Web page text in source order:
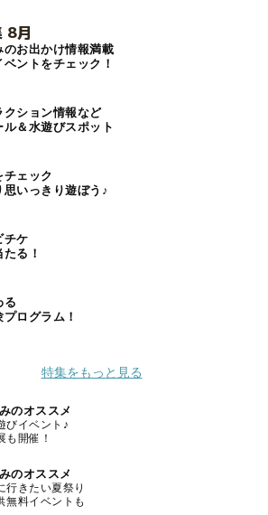
8月
お出かけ情報満載
ントをチェック！
クション情報など
＆水遊びスポット
チェック
いっきり遊ぼう♪
チケ
る！
る
ログラム！
特集をもっと見る
のオススメ
びイベント♪
も開催！
のオススメ
行きたい夏祭り
無料イベントも